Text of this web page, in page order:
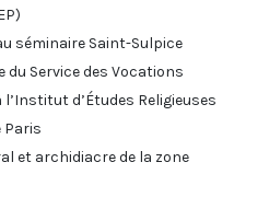
séminaire Saint-Sulpice
du Service des Vocations
d’Études Religieuses
Paris
et archidiacre de la zone